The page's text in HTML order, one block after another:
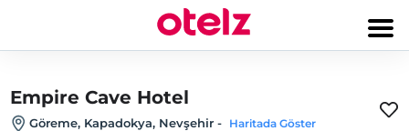
Empire Cave Hotel
Göreme, Kapadokya, Nevşehir - Haritada Göster